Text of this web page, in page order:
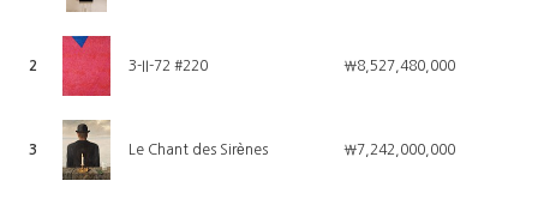
2 3-II-72 #220 ￦8,527,480,000
3 Le Chant des Sirènes ￦7,242,000,000